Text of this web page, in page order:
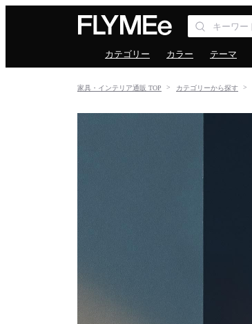
カテゴリー カラー テーマ
家具・インテリア通販 TOP カテゴリーから探す